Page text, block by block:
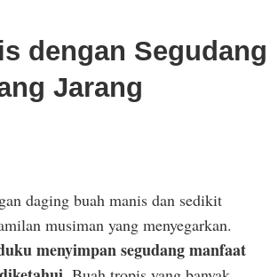
dengan Segudang
Jarang
daging buah manis dan sedikit
musiman yang menyegarkan.
menyimpan segudang manfaat